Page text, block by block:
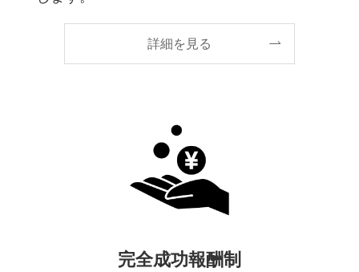
詳細を見る
完全成功報酬制